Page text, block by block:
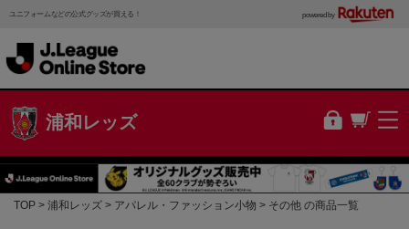
ユニフォームなどの公式グッズが買える！ powered by
浦和レッズ
TOP 浦和レッズ アパレル・ファッション小物 その他 の商品一覧